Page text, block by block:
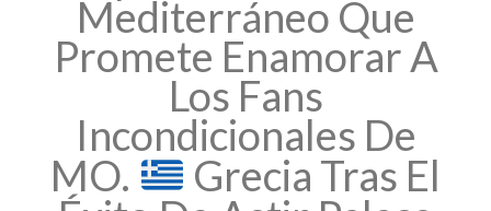
Mediterráneo Que
Promete Enamorar A
Los Fans
Incondicionales De
MO.
Grecia Tras El